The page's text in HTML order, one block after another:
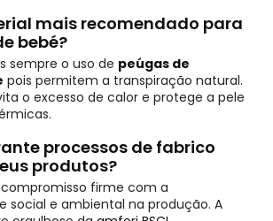
mais recomendado para
bebé?
sempre o uso de peúgas de
pois permitem a transpiração natural.
o excesso de calor e protege a pele
processos de fabrico
produtos?
firme com a
social e ambiental na produção. A